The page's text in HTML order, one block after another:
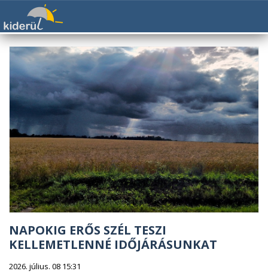
NAPOKIG ERŐS SZÉL TESZI
KELLEMETLENNÉ IDŐJÁRÁSUNKAT
2026. július. 08 15:31